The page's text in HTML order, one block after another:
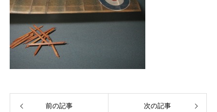
前の記事 次の記事